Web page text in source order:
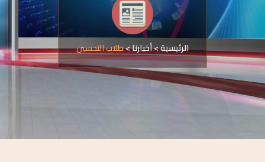
الرئيسية>أخبارنا>طلاب التحسين